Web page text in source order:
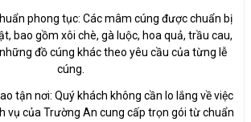
phong tục: Các mâm cúng được chuẩn bị
bao gồm xôi chè, gà luộc, hoa quả, trầu cau,
đồ cúng khác theo yêu cầu của từng lễ
cúng.
tận nơi: Quý khách không cần lo lắng về việc
vụ của Trường An cung cấp trọn gói từ chuẩn